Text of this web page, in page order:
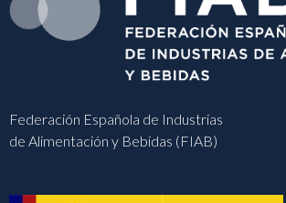
Federación Española de Industrias
de Alimentación y Bebidas (FIAB)